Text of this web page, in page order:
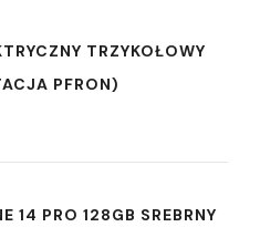
TRZYKOŁOWY
PFRON)
14 PRO 128GB SREBRNY